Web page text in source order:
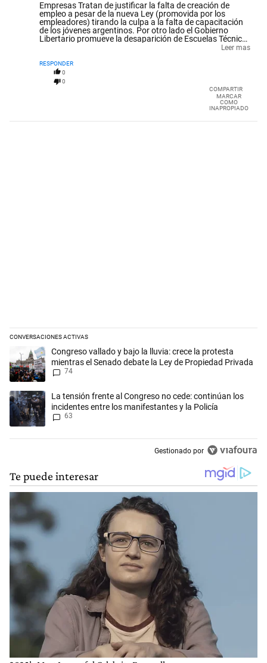
Empresas Tratan de justificar la falta de creación de
empleo a pesar de la nueva Ley (promovida por los
empleadores) tirando la culpa a la falta de capacitación
de los jóvenes argentinos. Por otro lado el Gobierno
Libertario promueve la desaparición de Escuelas Técnicas
maestro mayor de obras,...etc etc. Y se vivió por las
medidas similares adoptadas por el gobierno de C
Menem.
Leer mas
RESPONDER
0
0
COMPARTIR
MARCAR
COMO
INAPROPIADO
CONVERSACIONES ACTIVAS
Este listado muestra los artículos con más comentarios en los
Un artículo de tendencia con el título "Congreso vallado y bajo la
Congreso vallado y bajo la lluvia: crece la protesta
mientras el Senado debate la Ley de Propiedad Privada
74
Un artículo de tendencia con el título "La tensión frente al Congreso
La tensión frente al Congreso no cede: continúan los
incidentes entre los manifestantes y la Policía
63
Gestionado por